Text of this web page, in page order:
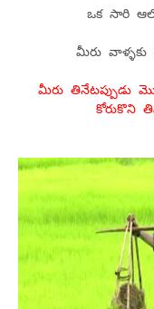
ఒక సారి
మీరు వాళ్ళకు
మీరు తినేటప్పుడు
కోరుకొని